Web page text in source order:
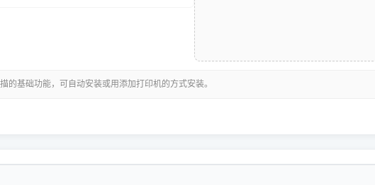
的基础功能，可自动安装或用添加打印机的方式安装。